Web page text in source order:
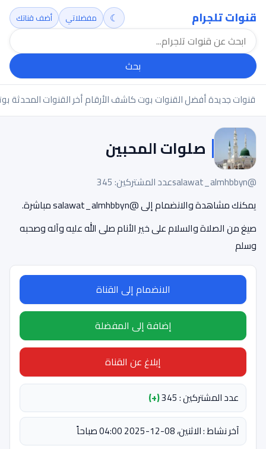
قنوات تلجرام
بحث
☾ مفضلاتي أضف قناتك
قنوات جديدةأفضل القنواتبوت كاشف الأرقامأخر القنوات المحدثة
صلوات المحبين
@salawat_almhbbyn
عدد المشتركين: 345
يمكنك مشاهدة والانضمام إلى @salawat_almhbbyn مباشرة.
صيغ من الصلاة والسلام على خير الأنام صلى الله عليه وآله وصحبه
وسلم
الانضمام إلى القناة
إضافة إلى المفضلة
إبلاغ عن القناة
عدد المشتركين : 345
(+)
آخر نشاط : الاثنين، 08-12-2025 04:00 صباحاً